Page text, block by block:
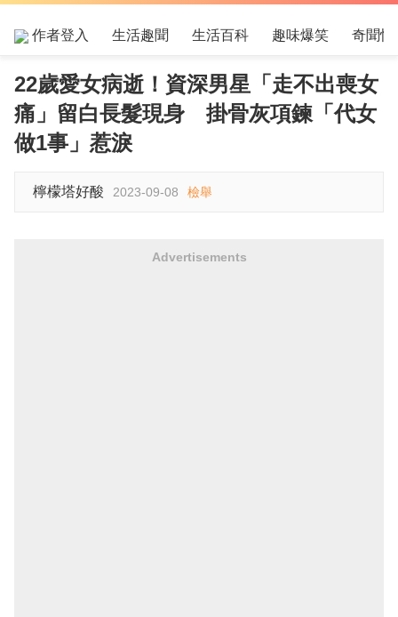
作者登入 生活趣聞 生活百科 趣味爆笑 奇聞怪
22歲愛女病逝！資深男星「走不出喪女
痛」留白長髮現身 掛骨灰項鍊「代女
做1事」惹淚
檸檬塔好酸 2023-09-08 檢舉
Advertisements